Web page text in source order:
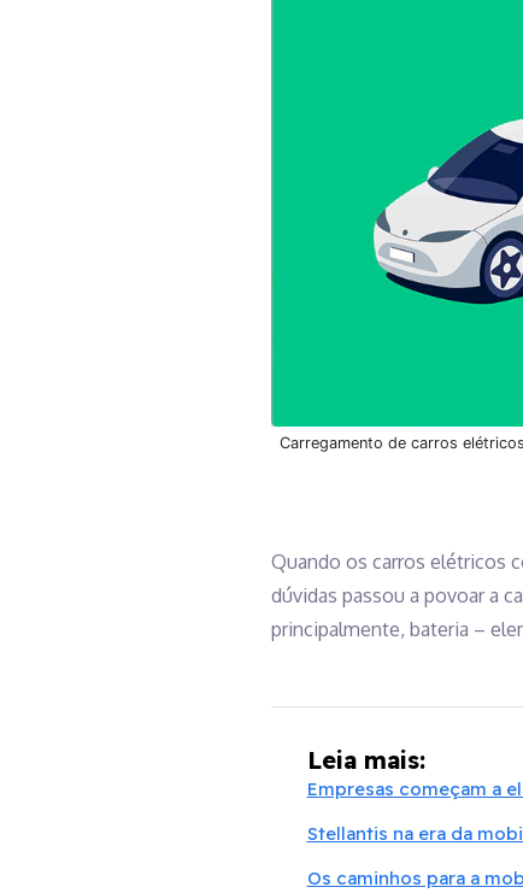
Carregamento de carros
Quando os carros elétricos
dúvidas passou a povoar a
principalmente, bateria –
Leia mais:
Empresas começam a
Stellantis na era da
Os caminhos para a